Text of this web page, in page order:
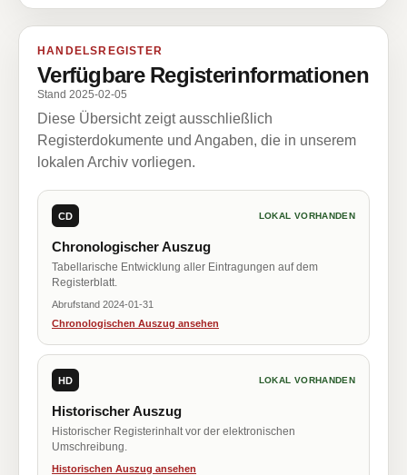
HANDELSREGISTER
Verfügbare Registerinformationen
Stand 2025-02-05
Diese Übersicht zeigt ausschließlich
Registerdokumente und Angaben, die in unserem
lokalen Archiv vorliegen.
CD LOKAL VORHANDEN
Chronologischer Auszug
Tabellarische Entwicklung aller Eintragungen auf dem
Registerblatt.
Abrufstand 2024-01-31
Chronologischen Auszug ansehen
HD LOKAL VORHANDEN
Historischer Auszug
Historischer Registerinhalt vor der elektronischen
Umschreibung.
Historischen Auszug ansehen